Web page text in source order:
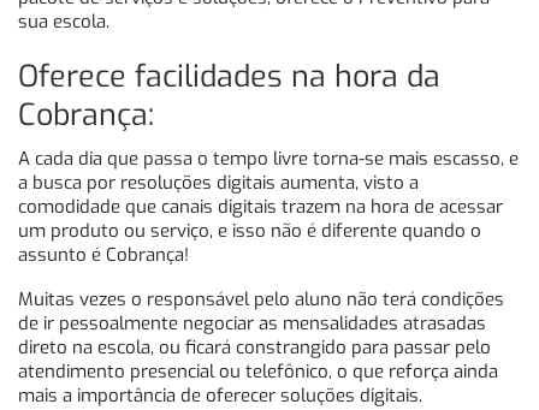
sua escola.
Oferece facilidades na hora da
Cobrança:
A cada dia que passa o tempo livre torna-se mais escasso, e
a busca por resoluções digitais aumenta, visto a
comodidade que canais digitais trazem na hora de acessar
um produto ou serviço, e isso não é diferente quando o
assunto é Cobrança!
Muitas vezes o responsável pelo aluno não terá condições
de ir pessoalmente negociar as mensalidades atrasadas
direto na escola, ou ficará constrangido para passar pelo
atendimento presencial ou telefônico, o que reforça ainda
mais a importância de oferecer soluções digitais.